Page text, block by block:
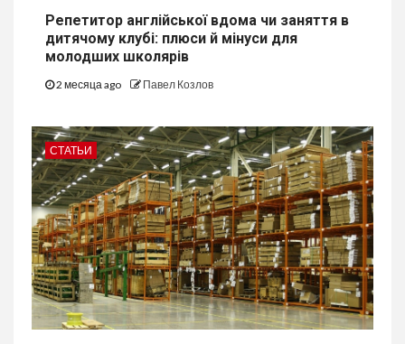
Репетитор англійської вдома чи заняття в
дитячому клубі: плюси й мінуси для
молодших школярів
2 месяца ago Павел Козлов
СТАТЬИ